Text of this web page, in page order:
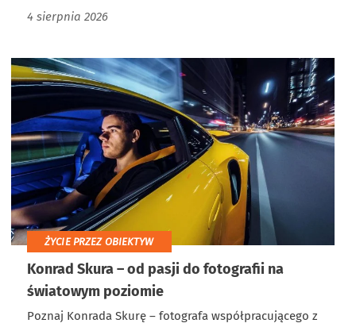
4 sierpnia 2026
ŻYCIE PRZEZ OBIEKTYW
Konrad Skura – od pasji do fotografii na
światowym poziomie
Poznaj Konrada Skurę – fotografa współpracującego z